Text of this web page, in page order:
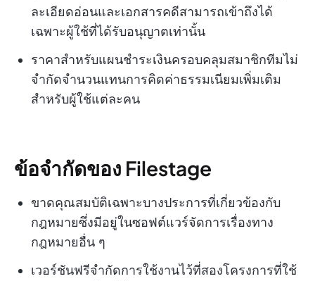
ละเอียดอ่อนและเอกสารคดีสามารถเข้าถึงได้
เฉพาะผู้ใช้ที่ได้รับอนุญาตเท่านั้น
ราคาสำหรับแผนชำระเงินครอบคลุมสมาชิกทีมไม่
จำกัดจำนวนแทนการคิดค่าธรรมเนียมเพิ่มเติม
สำหรับผู้ใช้แต่ละคน
ข้อจำกัดของ Filestage
ขาดคุณสมบัติเฉพาะบางประการที่เกี่ยวข้องกับ
กฎหมายซึ่งมีอยู่ในซอฟต์แวร์จัดการเรื่องทาง
กฎหมายอื่น ๆ
เวอร์ชันฟรีจำกัดการใช้งานไว้ที่สองโครงการที่ใช้